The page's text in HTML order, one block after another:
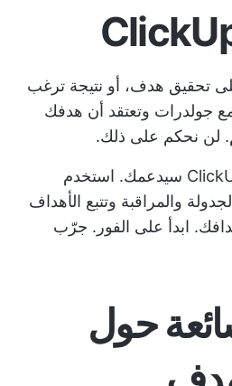
تحقيق هدف، أو نتيجة ترغب
جولدرات وتعتقد أن هدفك
لن نحكم على ذلك.
مهما كان هدفك، فإن ClickUp سيدعمك. استخدم
والمراقبة وتتبع الأهداف
جرّب
حول